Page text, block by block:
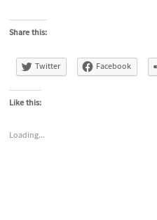
Share this:
Twitter Facebook
Like this:
Loading...